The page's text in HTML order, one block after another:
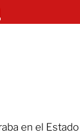
en el Estado